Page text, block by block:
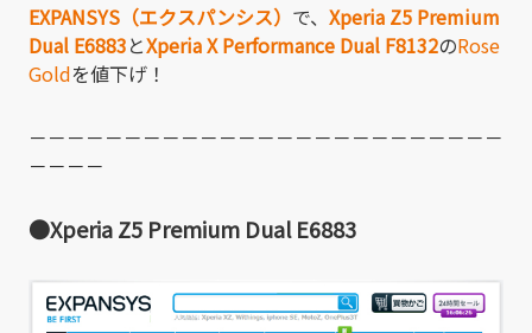
EXPANSYS（エクスパンシス） で、 Xperia Z5 Premium
Dual E6883とXperia X Performance Dual F8132のRose
Goldを値下げ！
－－－－－－－－－－－－－－－－－－－－－－－－－
－－－－
●Xperia Z5 Premium Dual E6883